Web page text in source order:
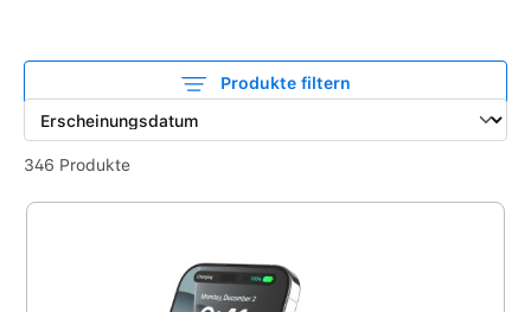
Produkte filtern
346 Produkte